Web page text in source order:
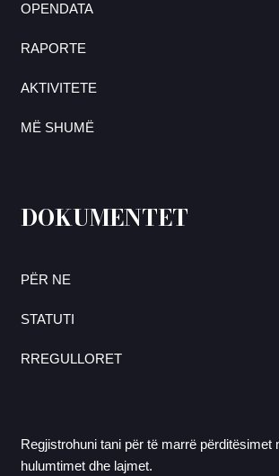
OPENDATA
RAPORTE
AKTIVITETE
MË SHUMË
DOKUMENTET
PËR NE
STATUTI
RREGULLORET
Regjistrohuni tani për të marrë përditësimet
hulumtimet dhe lajmet.